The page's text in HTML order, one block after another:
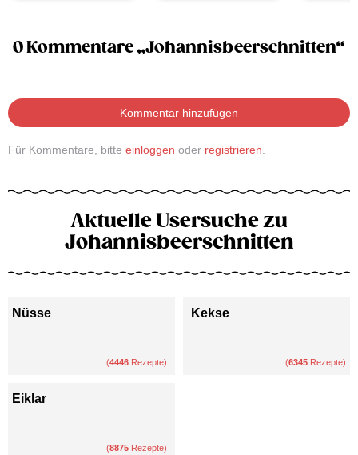
0 Kommentare „Johannisbeerschnitten“
Kommentar hinzufügen
Für Kommentare, bitte einloggen oder registrieren.
Aktuelle Usersuche zu
Johannisbeerschnitten
Nüsse
(4446 Rezepte)
Kekse
(6345 Rezepte)
Eiklar
(8875 Rezepte)